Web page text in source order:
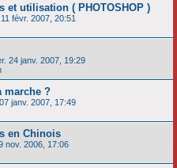
et utilisation ( PHOTOSHOP )
févr. 2007, 20:51
24 janv. 2007, 19:29
marche ?
janv. 2007, 17:49
en Chinois
nov. 2006, 17:06